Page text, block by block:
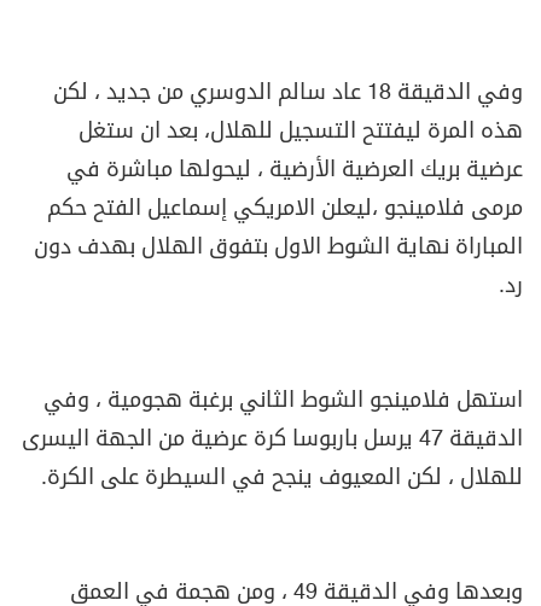
وفي الدقيقة 18 عاد سالم الدوسري من جديد ، لكن
هذه المرة ليفتتح التسجيل للهلال، بعد ان ستغل
عرضية بريك العرضية الأرضية ، ليحولها مباشرة في
مرمى فلامينجو ، ليعلن الامريكي إسماعيل الفتح حكم
المباراة نهاية الشوط الاول بتفوق الهلال بهدف دون
رد.
استهل فلامينجو الشوط الثاني برغبة هجومية ، وفي
الدقيقة 47 يرسل باربوسا كرة عرضية من الجهة اليسرى
للهلال ، لكن المعيوف ينجح في السيطرة على الكرة.
وبعدها وفي الدقيقة 49 ، ومن هجمة في العمق